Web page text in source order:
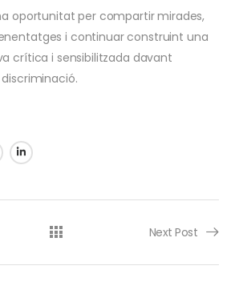
oportunitat per compartir mirades,
i continuar construint una
crítica i sensibilitzada davant
Next Post